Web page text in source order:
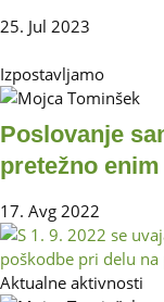
25. Jul 2023
Izpostavljamo
Poslovanje
pretežno
17. Avg 2022
Aktualne aktivnosti